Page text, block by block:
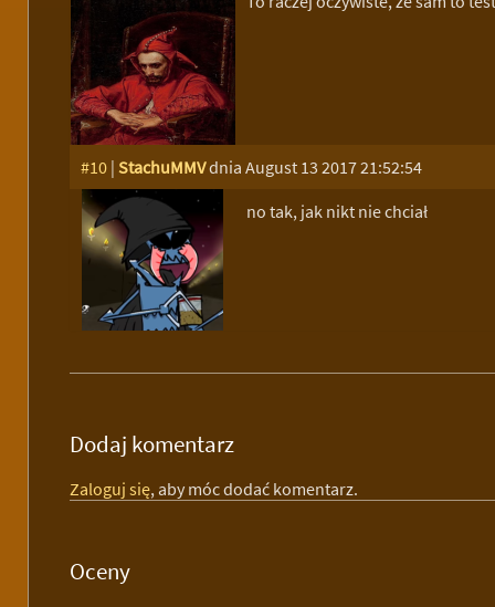
#10| StachuMMVdnia August 13 2017 21:52:54
no tak, jak nikt nie chciał
Dodaj komentarz
Zaloguj się, aby móc dodać komentarz.
Oceny